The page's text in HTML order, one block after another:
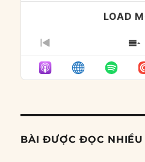
LOAD
PREVIOUS
EPISODE
BÀI ĐƯỢC ĐỌC NHIỀU